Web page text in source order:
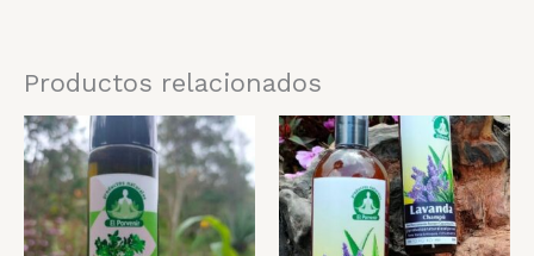
Productos relacionados